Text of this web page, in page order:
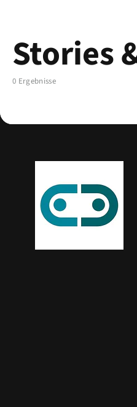
Stories
0 Ergebnisse